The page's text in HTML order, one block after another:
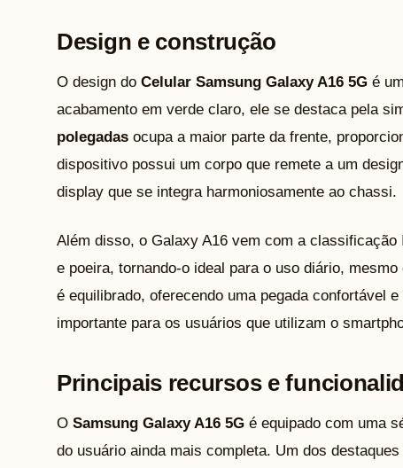
Design e construção
O design do Celular Samsung Galaxy A16 5G é
acabamento em verde claro, ele se destaca pela
polegadas ocupa a maior parte da frente,
dispositivo possui um corpo que remete a um
display que se integra harmoniosamente ao chassi.
Além disso, o Galaxy A16 vem com a
e poeira, tornando-o ideal para o uso diário,
é equilibrado, oferecendo uma pegada confortável
importante para os usuários que utilizam o
Principais recursos e
O Samsung Galaxy A16 5G é equipado com uma
do usuário ainda mais completa. Um dos